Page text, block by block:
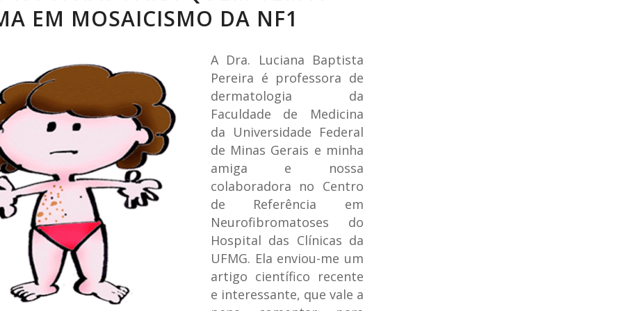
EM MOSAICISMO DA NF1
A Dra. Luciana Baptista
Pereira é professora de
dermatologia da
Faculdade de Medicina
da Universidade Federal
de Minas Gerais e minha
amiga e nossa
colaboradora no Centro
de Referência em
Neurofibromatoses do
Hospital das Clínicas da
UFMG. Ela enviou-me um
artigo científico recente
e interessante, que vale a